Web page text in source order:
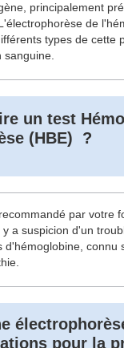
principalement
de
types de cette
sanguine.
un test
(HBE)
?
par votre
a suspicion d'un
d'hémoglobine, connu
pour la